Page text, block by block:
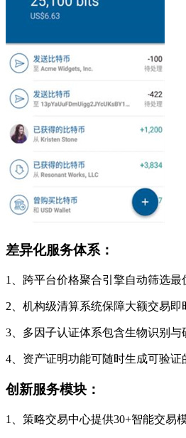
差异化服务体系：
1、跨平台价格聚合引擎自动筛选最
2、机构级清算系统保障大额交易即
3、多因子认证体系包含生物识别与
4、资产证明功能可随时生成可验证
创新服务模块：
1、策略交易中心提供30+智能交易